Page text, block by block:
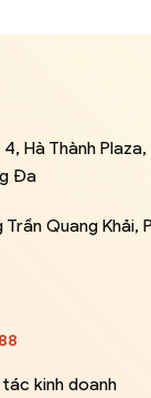
Hà Thành
Đa
Quang Khải,
kinh doanh